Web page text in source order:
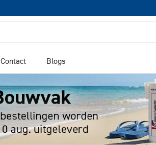
Contact Blogs